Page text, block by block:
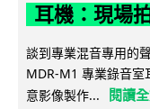
耳機：現場
談到專業混音專用的
MDR-M1 專業錄音室
意影像製作...
閱讀